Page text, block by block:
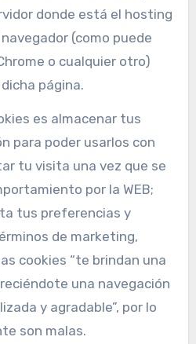
donde está el hosting
(como puede
o cualquier otro)
página.
es almacenar tus
para poder usarlos con
tu visita una vez que se
por la WEB;
tus preferencias y
de marketing,
cookies “te brindan una
una navegación
y agradable”, por lo
son malas.